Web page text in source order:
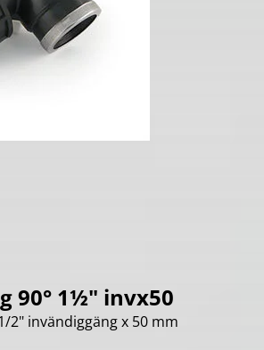
90° 1½" invx50
2" invändiggäng x 50 mm